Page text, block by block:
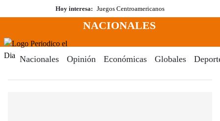
al
Hoy interesa: Juegos Centroamericanos
Menú
NACIONALES
Nacionales Opinión Económicas Globales